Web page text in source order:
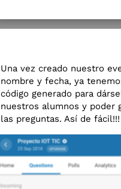
Una vez creado nuestro
nombre y fecha, ya
código generado para
nuestros alumnos y poder
las preguntas. Así de fácil!!!